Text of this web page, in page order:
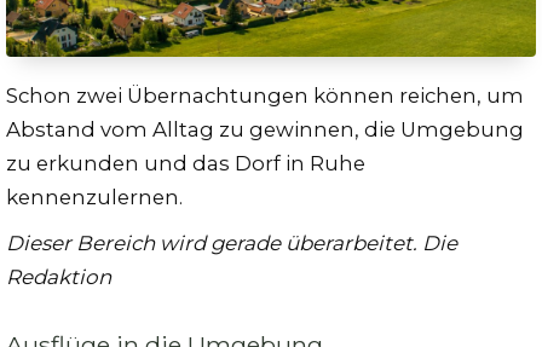
Schon zwei Übernachtungen können reichen, um
Abstand vom Alltag zu gewinnen, die Umgebung
zu erkunden und das Dorf in Ruhe
kennenzulernen.
Dieser Bereich wird gerade überarbeitet. Die
Redaktion